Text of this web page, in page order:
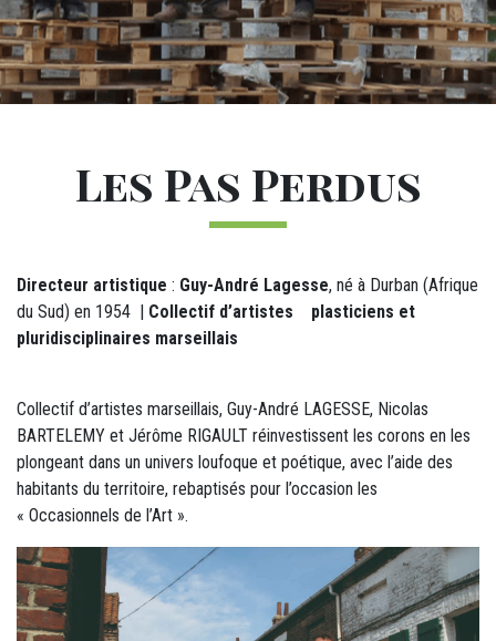
Les Pas Perdus
M12 - Texte (1)
Directeur artistique : Guy-André Lagesse, né à Durban (Afrique
du Sud) en 1954 | Collectif d’artistes plasticiens et
pluridisciplinaires marseillais
Collectif d’artistes marseillais, Guy-André LAGESSE, Nicolas
BARTELEMY et Jérôme RIGAULT réinvestissent les corons en les
plongeant dans un univers loufoque et poétique, avec l’aide des
habitants du territoire, rebaptisés pour l’occasion les
« Occasionnels de l’Art ».